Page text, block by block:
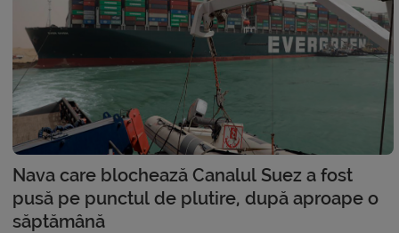
Nava care blochează Canalul Suez a fost
pusă pe punctul de plutire, după aproape o
săptămână